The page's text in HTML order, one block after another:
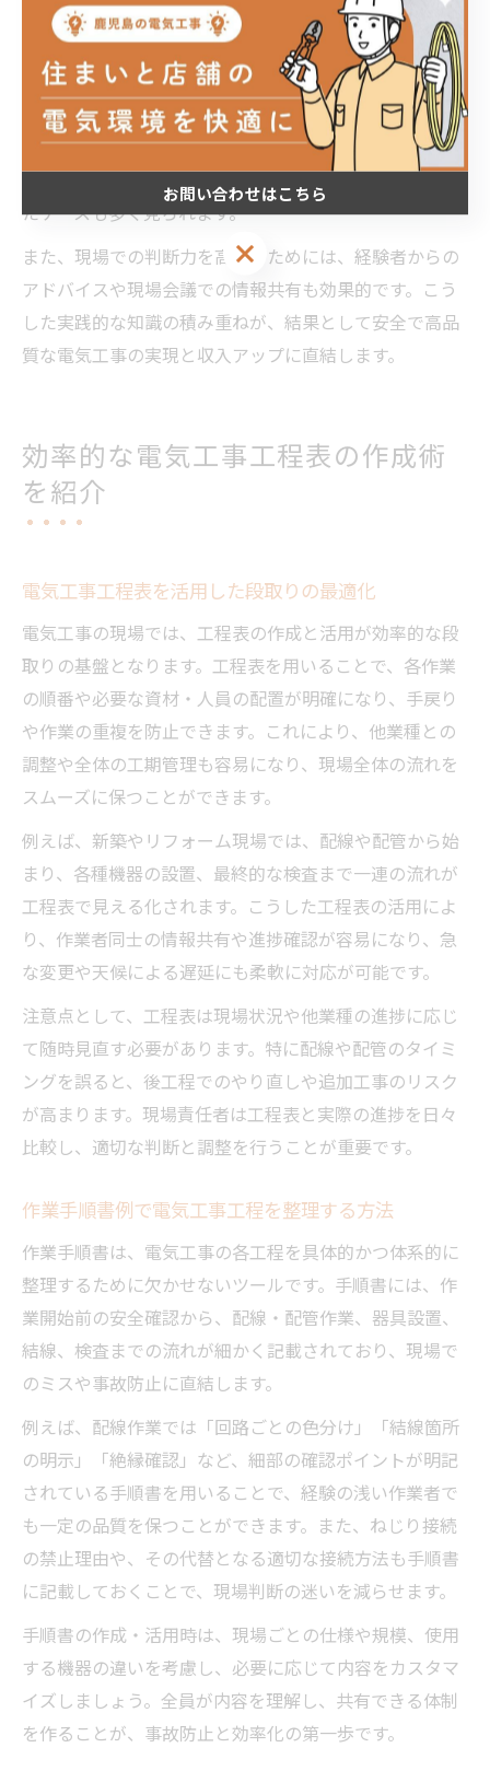
手戻りを防ぐための具体策としては、作業前の現地調査
による配線ルートや他業種との干渉ポイントの把握、工
程ごとのチェックリスト運用、そして作業完了ごとの品
質確認が挙げられます。失敗例として、配線ルートの見
落としや他工種との調整不足が後工程での手直しを招い
たケースも多く見られます。
また、現場での判断力を高めるためには、経験者からの
アドバイスや現場会議での情報共有も効果的です。こう
した実践的な知識の積み重ねが、結果として安全で高品
質な電気工事の実現と収入アップに直結します。
効率的な電気工事工程表の作成術
を紹介
電気工事工程表を活用した段取りの最適化
電気工事の現場では、工程表の作成と活用が効率的な段
取りの基盤となります。工程表を用いることで、各作業
の順番や必要な資材・人員の配置が明確になり、手戻り
や作業の重複を防止できます。これにより、他業種との
調整や全体の工期管理も容易になり、現場全体の流れを
スムーズに保つことができます。
例えば、新築やリフォーム現場では、配線や配管から始
まり、各種機器の設置、最終的な検査まで一連の流れが
工程表で見える化されます。こうした工程表の活用によ
り、作業者同士の情報共有や進捗確認が容易になり、急
な変更や天候による遅延にも柔軟に対応が可能です。
注意点として、工程表は現場状況や他業種の進捗に応じ
て随時見直す必要があります。特に配線や配管のタイミ
ングを誤ると、後工程でのやり直しや追加工事のリスク
が高まります。現場責任者は工程表と実際の進捗を日々
比較し、適切な判断と調整を行うことが重要です。
作業手順書例で電気工事工程を整理する方法
作業手順書は、電気工事の各工程を具体的かつ体系的に
整理するために欠かせないツールです。手順書には、作
業開始前の安全確認から、配線・配管作業、器具設置、
結線、検査までの流れが細かく記載されており、現場で
のミスや事故防止に直結します。
例えば、配線作業では「回路ごとの色分け」「結線箇所
の明示」「絶縁確認」など、細部の確認ポイントが明記
されている手順書を用いることで、経験の浅い作業者で
も一定の品質を保つことができます。また、ねじり接続
の禁止理由や、その代替となる適切な接続方法も手順書
に記載しておくことで、現場判断の迷いを減らせます。
手順書の作成・活用時は、現場ごとの仕様や規模、使用
する機器の違いを考慮し、必要に応じて内容をカスタマ
イズしましょう。全員が内容を理解し、共有できる体制
を作ることが、事故防止と効率化の第一歩です。
お問い合わせはこちら
お問い合わせはこちら